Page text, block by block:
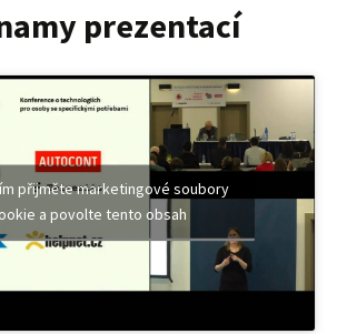
prezentací
přijměte marketingové soubory
a povolte tento obsah